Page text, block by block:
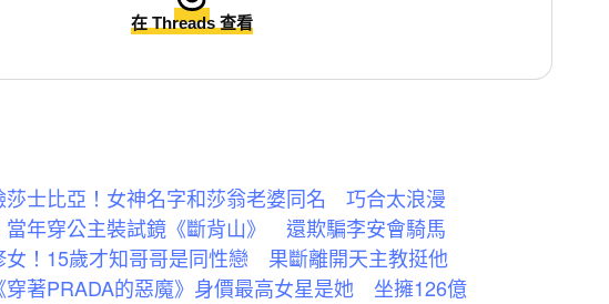
在 Threads 查看
莎士比亞！女神名字和莎翁老婆同名 巧合太浪漫
當年穿公主裝試鏡《斷背山》 還欺騙李安會騎馬
女！15歲才知哥哥是同性戀 果斷離開天主教挺他
穿著PRADA的惡魔》身價最高女星是她 坐擁126億